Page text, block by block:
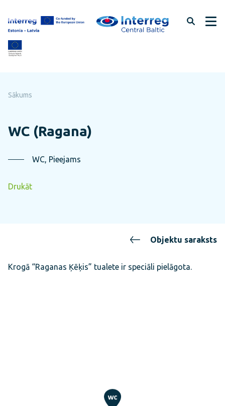
uz
lapas
saturu
Sākums
WC (Ragana)
WC, Pieejams
Drukāt
Objektu saraksts
Krogā “Raganas Ķēķis” tualete ir speciāli pielāgota.